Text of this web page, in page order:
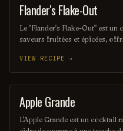
ORDINARY DRINK
Flander's Flake-Out
Le "Flander's Flake-Out" est un
saveurs fruitées et épicées,
d'un soupçon de liqueur de
créant une harmonie parfaite
pour les soirées d'été, il saura
VIEW RECIPE →
PUNCH / PARTY DRINK
Apple Grande
L'Apple Grande est un cocktail